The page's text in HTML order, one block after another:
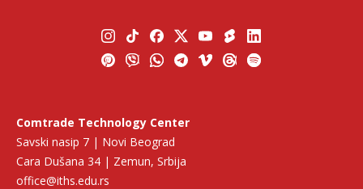
Comtrade Technology Center
Savski nasip 7 | Novi Beograd
Cara Dušana 34 | Zemun, Srbija
office@iths.edu.rs